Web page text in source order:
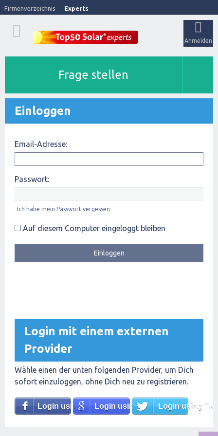
Firmenverzeichnis Experts
Anmelden
Frage stellen
Einloggen
Email-Adresse:
Passwort:
Ich habe mein Passwort vergessen
Auf diesem Computer eingeloggt bleiben
Login mit einem externen
Provider
Wähle einen der unten folgenden Provider, um Dich
sofort einzuloggen, ohne Dich neu zu registrieren.
Login using FacebookLogin using GoogleLogin using